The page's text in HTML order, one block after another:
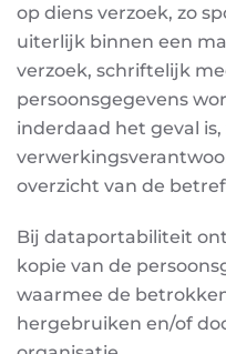
op diens verzoek, zo
uiterlijk binnen een
verzoek, schriftelijk
persoonsgegevens
inderdaad het geval
overzicht van de
Bij dataportabiliteit
kopie van de
waarmee de
hergebruiken en/of